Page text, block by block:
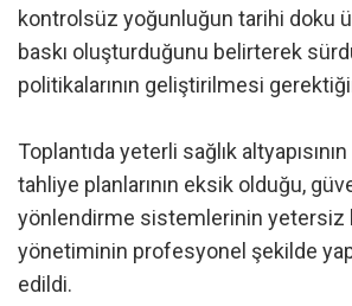
kontrolsüz yoğunluğun tarihi doku
baskı oluşturduğunu belirterek
politikalarının geliştirilmesi
Toplantıda yeterli sağlık altyapısının
tahliye planlarının eksik olduğu,
yönlendirme sistemlerinin yetersiz
yönetiminin profesyonel şekilde
edildi.